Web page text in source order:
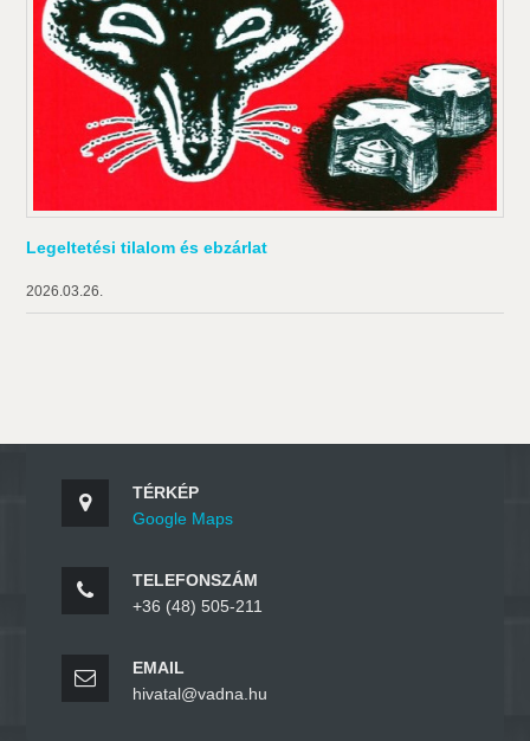
Legeltetési tilalom és ebzárlat
2026.03.26.
TÉRKÉP
Google Maps
TELEFONSZÁM
+36 (48) 505-211
EMAIL
hivatal@vadna.hu